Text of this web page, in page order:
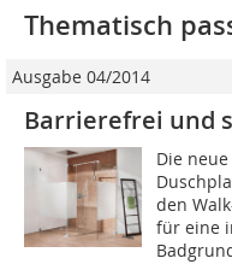
Thematisch
Ausgabe 04/2014
Barrierefrei und
Die
den
für eine